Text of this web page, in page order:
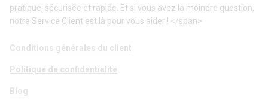
pratique, sécurisée et rapide. Et si vous avez la moindre question,
notre Service Client est là pour vous aider ! </span>
Conditions générales du client
Politique de confidentialité
Blog